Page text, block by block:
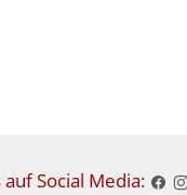
Social Media: